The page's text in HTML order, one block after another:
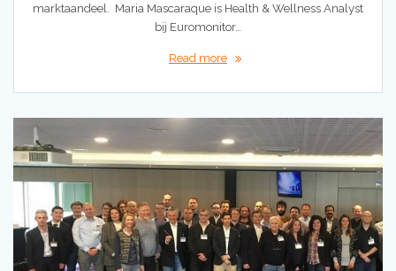
marktaandeel. Maria Mascaraque is Health & Wellness Analyst
bij Euromonitor…
Read more